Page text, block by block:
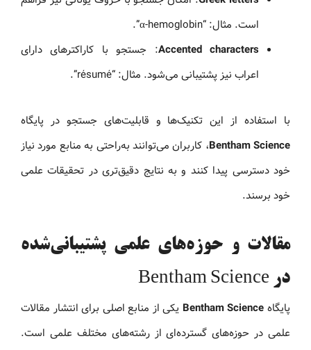
است. مثال: “α-hemoglobin”.
Accented characters: جستجو با کاراکترهای دارای
اعراب نیز پشتیبانی می‌شود. مثال: “résumé”.
با استفاده از این تکنیک‌ها و قابلیت‌های جستجو در پایگاه
Bentham Science، کاربران می‌توانند به‌راحتی به منابع مورد نیاز
خود دسترسی پیدا کنند و به نتایج دقیق‌تری در تحقیقات علمی
خود برسند.
مقالات و حوزه‌های علمی پشتیبانی‌شده
در Bentham Science
پایگاه Bentham Science یکی از منابع اصلی برای انتشار مقالات
علمی در حوزه‌های گسترده‌ای از رشته‌های مختلف علمی است.